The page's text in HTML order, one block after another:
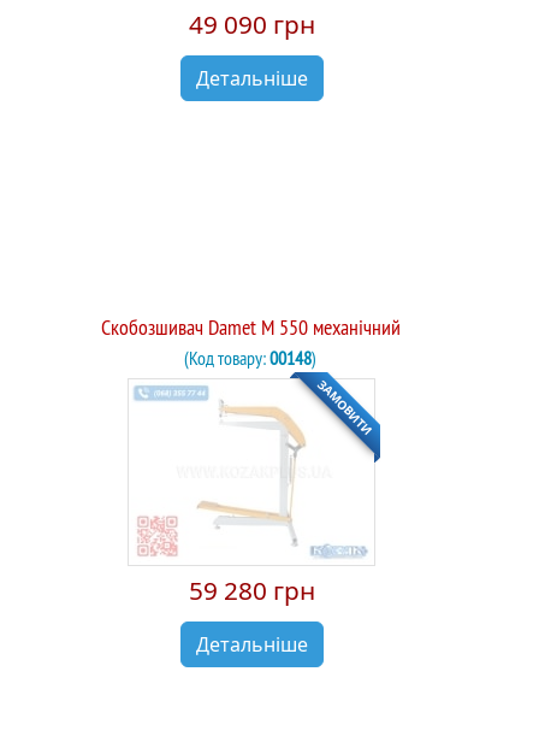
49 090 грн
Детальніше
Скобозшивач Damet М 550 механічний
(Код товару:00148)
ЗАМОВИТИ
59 280 грн
Детальніше